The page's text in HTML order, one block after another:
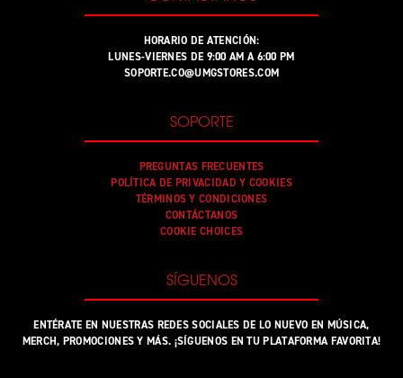
HORARIO DE ATENCIÓN:
LUNES-VIERNES DE 9:00 AM A 6:00 PM
SOPORTE.CO@UMGSTORES.COM
SOPORTE
PREGUNTAS FRECUENTES
POLÍTICA DE PRIVACIDAD Y COOKIES
TÉRMINOS Y CONDICIONES
CONTÁCTANOS
COOKIE CHOICES
SÍGUENOS
ENTÉRATE EN NUESTRAS REDES SOCIALES DE LO NUEVO EN MÚSICA,
MERCH, PROMOCIONES Y MÁS. ¡SÍGUENOS EN TU PLATAFORMA FAVORITA!